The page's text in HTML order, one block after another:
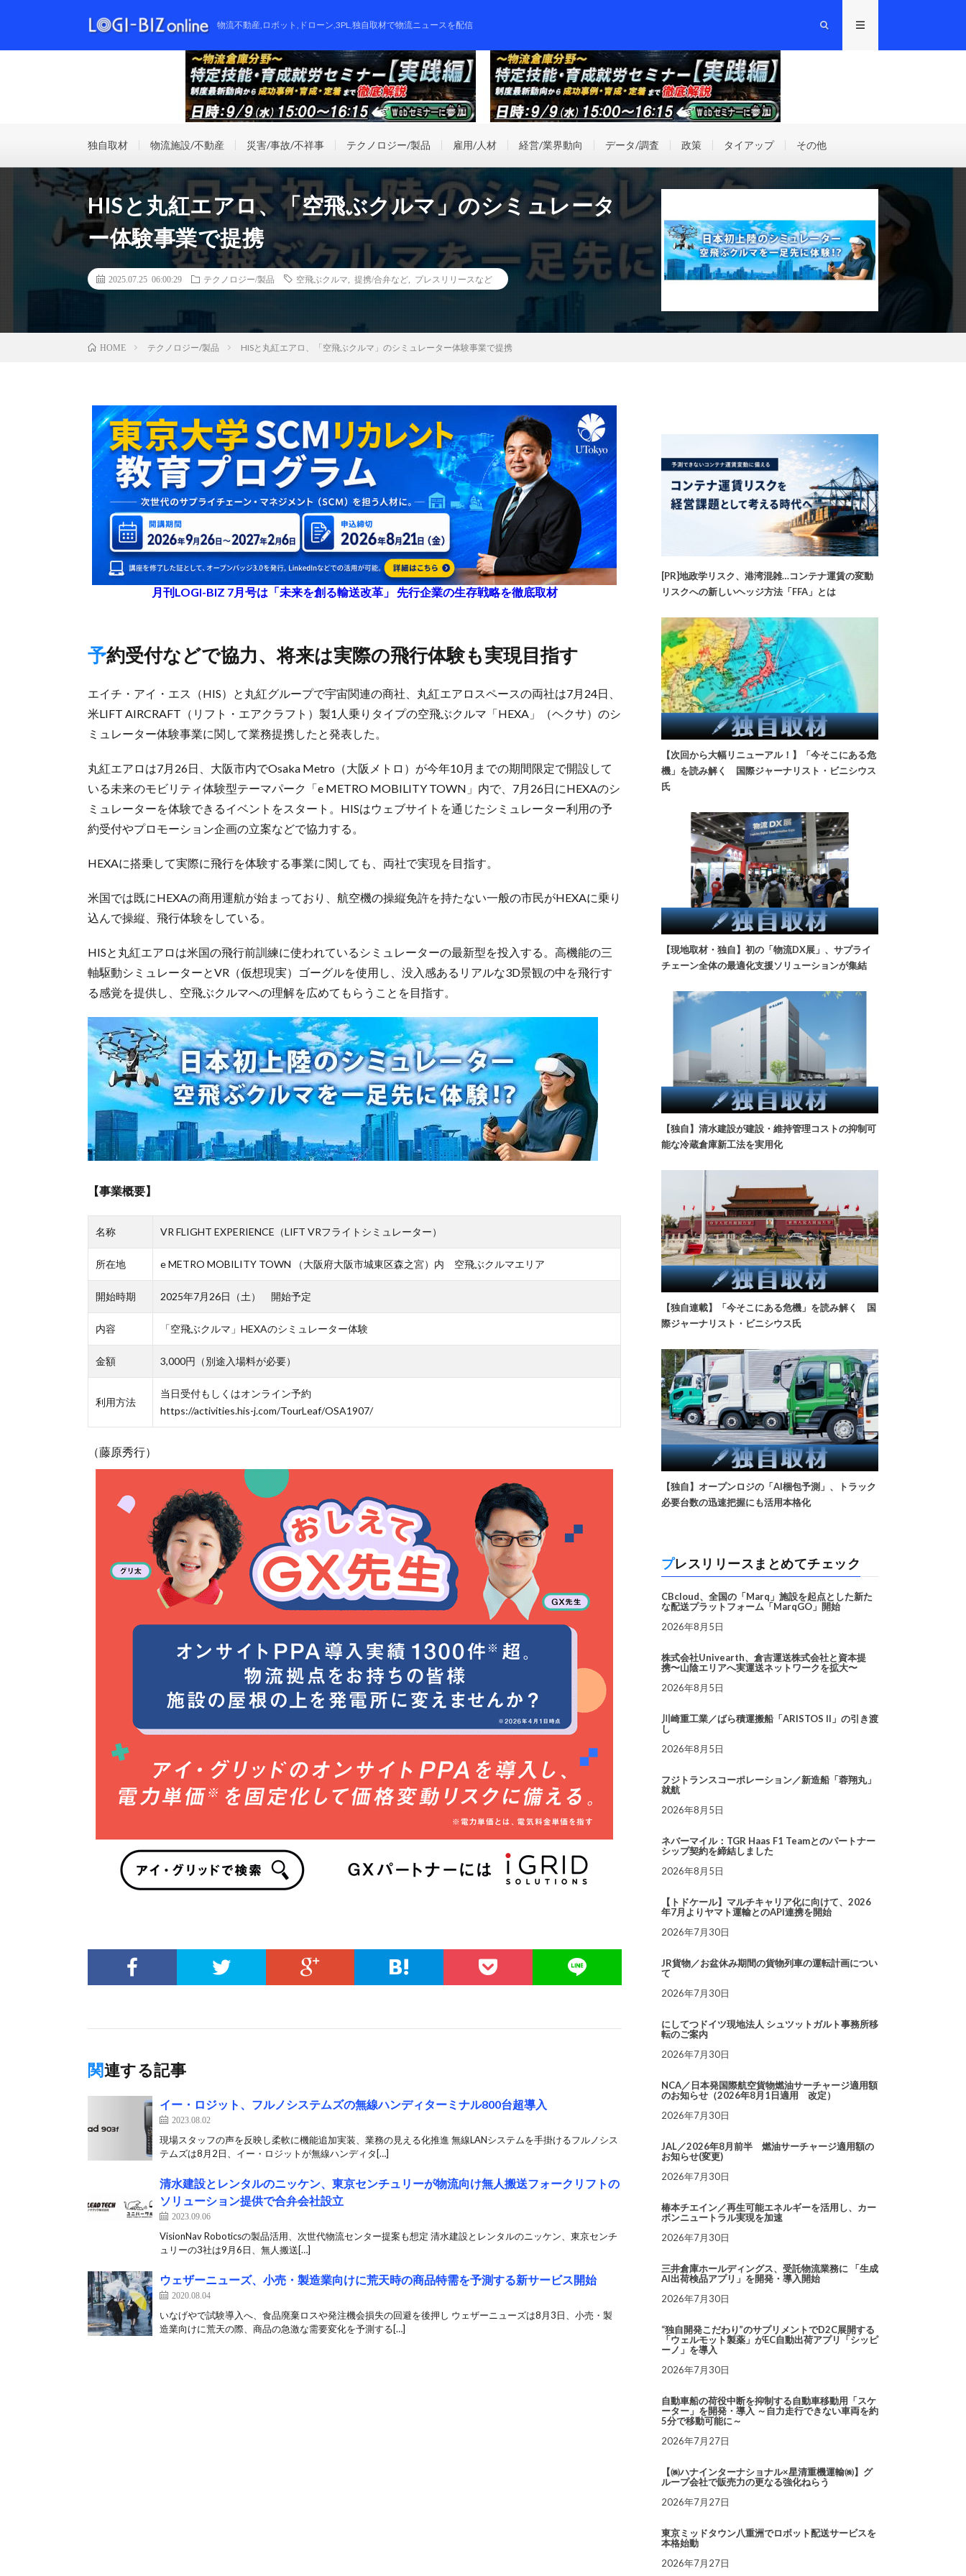
物流不動産,ロボット,ドローン,3PL,独自取材で物流ニュースを配信
独自取材 物流施設/不動産 災害/事故/不祥事 テクノロジー/製品 雇用/人材 経営/業界動向 データ/調査 政策 タイアップ その他
HISと丸紅エアロ、「空飛ぶクルマ」のシミュレータ
ー体験事業で提携
2025.07.25 06:00:29 テクノロジー/製品 空飛ぶクルマ 提携/合弁など プレスリリースなど
HOME テクノロジー/製品 HISと丸紅エアロ、「空飛ぶクルマ」のシミュレーター体験事業で提携
月刊LOGI-BIZ 7月号は「未来を創る輸送改革」 先行企業の生存戦略を徹底取材
予約受付などで協力、将来は実際の飛行体験も実現目指す
エイチ・アイ・エス（HIS）と丸紅グループで宇宙関連の商社、丸紅エアロスペースの両社は7月24日、
米LIFT AIRCRAFT（リフト・エアクラフト）製1人乗りタイプの空飛ぶクルマ「HEXA」（ヘクサ）のシ
ミュレーター体験事業に関して業務提携したと発表した。
丸紅エアロは7月26日、大阪市内でOsaka Metro（大阪メトロ）が今年10月までの期間限定で開設して
いる未来のモビリティ体験型テーマパーク「e METRO MOBILITY TOWN」内で、7月26日にHEXAのシ
ミュレーターを体験できるイベントをスタート。HISはウェブサイトを通じたシミュレーター利用の予
約受付やプロモーション企画の立案などで協力する。
HEXAに搭乗して実際に飛行を体験する事業に関しても、両社で実現を目指す。
米国では既にHEXAの商用運航が始まっており、航空機の操縦免許を持たない一般の市民がHEXAに乗り
込んで操縦、飛行体験をしている。
HISと丸紅エアロは米国の飛行前訓練に使われているシミュレーターの最新型を投入する。高機能の三
軸駆動シミュレーターとVR（仮想現実）ゴーグルを使用し、没入感あるリアルな3D景観の中を飛行す
る感覚を提供し、空飛ぶクルマへの理解を広めてもらうことを目指す。
【事業概要】
名称 VR FLIGHT EXPERIENCE（LIFT VRフライトシミュレーター）
所在地 e METRO MOBILITY TOWN （大阪府大阪市城東区森之宮）内 空飛ぶクルマエリア
開始時期 2025年7月26日（土） 開始予定
内容 「空飛ぶクルマ」HEXAのシミュレーター体験
金額 3,000円（別途入場料が必要）
利用方法
当日受付もしくはオンライン予約
https://activities.his-j.com/TourLeaf/OSA1907/
（藤原秀行）
関連する記事
イー・ロジット、フルノシステムズの無線ハンディターミナル800台超導入
2023.08.02
現場スタッフの声を反映し柔軟に機能追加実装、業務の見える化推進 無線LANシステムを手掛けるフルノシス
テムズは8月2日、イー・ロジットが無線ハンディタ[…]
清水建設とレンタルのニッケン、東京センチュリーが物流向け無人搬送フォークリフトの
ソリューション提供で合弁会社設立
2023.09.06
VisionNav Roboticsの製品活用、次世代物流センター提案も想定 清水建設とレンタルのニッケン、東京センチ
ュリーの3社は9月6日、無人搬送[…]
ウェザーニューズ、小売・製造業向けに荒天時の商品特需を予測する新サービス開始
2020.08.04
いなげやで試験導入へ、食品廃棄ロスや発注機会損失の回避を後押し ウェザーニューズは8月3日、小売・製
造業向けに荒天の際、商品の急激な需要変化を予測する[…]
[PR]地政学リスク、港湾混雑…コンテナ運賃の変動
リスクへの新しいヘッジ方法「FFA」とは
【次回から大幅リニューアル！】「今そこにある危
機」を読み解く 国際ジャーナリスト・ビニシウス
氏
【現地取材・独自】初の「物流DX展」、サプライ
チェーン全体の最適化支援ソリューションが集結
【独自】清水建設が建設・維持管理コストの抑制可
能な冷蔵倉庫新工法を実用化
【独自連載】「今そこにある危機」を読み解く 国
際ジャーナリスト・ビニシウス氏
【独自】オープンロジの「AI梱包予測」、トラック
必要台数の迅速把握にも活用本格化
プレスリリースまとめてチェック
CBcloud、全国の「Marq」施設を起点とした新た
な配送プラットフォーム「MarqGO」開始
2026年8月5日
株式会社Univearth、倉吉運送株式会社と資本提
携〜山陰エリアへ実運送ネットワークを拡大〜
2026年8月5日
川崎重工業／ばら積運搬船「ARISTOS II」の引き渡
し
2026年8月5日
フジトランスコーポレーション／新造船「蓉翔丸」
就航
2026年8月5日
ネバーマイル：TGR Haas F1 Teamとのパートナー
シップ契約を締結しました
2026年8月5日
【トドケール】マルチキャリア化に向けて、2026
年7月よりヤマト運輸とのAPI連携を開始
2026年7月30日
JR貨物／お盆休み期間の貨物列車の運転計画につい
て
2026年7月30日
にしてつドイツ現地法人 シュツットガルト事務所移
転のご案内
2026年7月30日
NCA／日本発国際航空貨物燃油サーチャージ適用額
のお知らせ（2026年8月1日適用 改定）
2026年7月30日
JAL／2026年8月前半 燃油サーチャージ適用額の
お知らせ(変更)
2026年7月30日
椿本チエイン／再生可能エネルギーを活用し、カー
ボンニュートラル実現を加速
2026年7月30日
三井倉庫ホールディングス、受託物流業務に 「生成
AI出荷検品アプリ」を開発・導入開始
2026年7月30日
“独自開発こだわり”のサプリメントでD2C展開する
「ウェルモット製薬」がEC自動出荷アプリ「シッピ
ーノ」を導入
2026年7月30日
自動車船の荷役中断を抑制する自動車移動用「スケ
ーター」を開発・導入 ～自力走行できない車両を約
5分で移動可能に～
2026年7月27日
【㈱ハナインターナショナル×星清重機運輸㈱】グ
ループ会社で販売力の更なる強化ねらう
2026年7月27日
東京ミッドタウン八重洲でロボット配送サービスを
本格始動
2026年7月27日